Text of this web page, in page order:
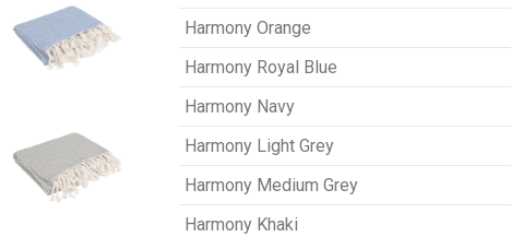
Harmony Orange
Harmony Royal Blue
Harmony Navy
Harmony Light Grey
Harmony Medium Grey
Harmony Khaki